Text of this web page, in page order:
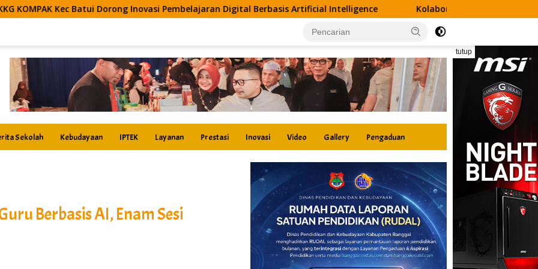
Inovasi Pembelajaran Digital Berbasis Artificial Intelligence Kolaborasi DSLNG dan Disdik Banggai Hadirkan
tutup
Sekolah Kebudayaan IPTEK Layanan Prestasi Inovasi Video Gallery Pengaduan
Berbasis AI, Enam Sesi